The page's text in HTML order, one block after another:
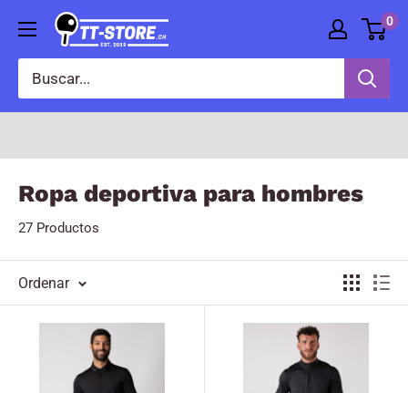
Directamente
contenido
TT-
STORE
0
Ropa deportiva para hombres
27 Productos
Ordenar